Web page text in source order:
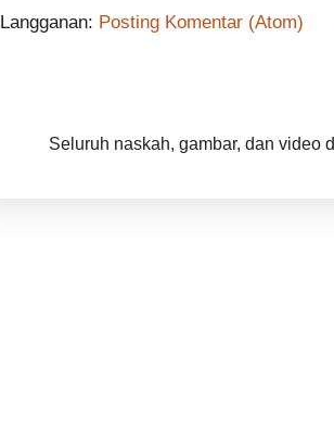
Langganan: Posting Komentar (Atom)
Seluruh naskah, gambar, dan video